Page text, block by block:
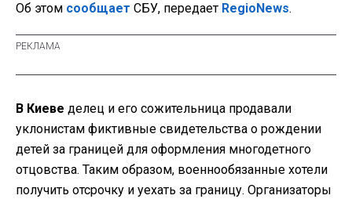
Об этом сообщает СБУ, передает RegioNews.
В Киеве делец и его сожительница продавали
уклонистам фиктивные свидетельства о рождении
детей за границей для оформления многодетного
отцовства. Таким образом, военнообязанные хотели
получить отсрочку и уехать за границу. Организаторы